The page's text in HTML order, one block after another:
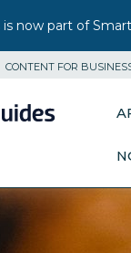
is now part of
CONTENT FOR